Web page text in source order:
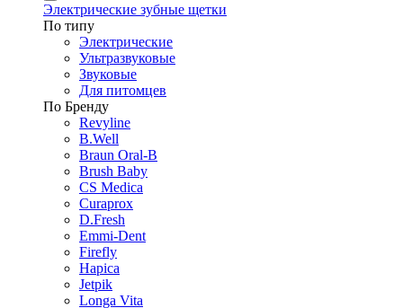
Электрические зубные щетки
По типу
Электрические
Ультразвуковые
Звуковые
Для питомцев
По Бренду
Revyline
B.Well
Braun Oral-B
Brush Baby
CS Medica
Curaprox
D.Fresh
Emmi-Dent
Firefly
Hapica
Jetpik
Longa Vita